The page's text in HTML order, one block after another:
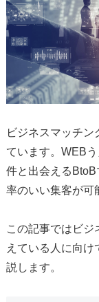
ビジネスマッチン
ています。WEB
件と出会える
率のいい集客が可
この記事ではビジ
えている人に向
説します。